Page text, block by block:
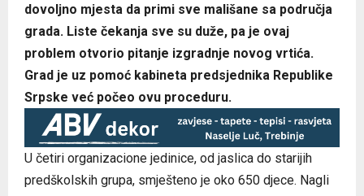
dovoljno mjesta da primi sve mališane sa područja
grada. Liste čekanja sve su duže, pa je ovaj
problem otvorio pitanje izgradnje novog vrtića.
Grad je uz pomoć kabineta predsjednika Republike
Srpske već počeo ovu proceduru.
U četiri organizacione jedinice, od jaslica do starijih
predškolskih grupa, smješteno je oko 650 djece. Nagli